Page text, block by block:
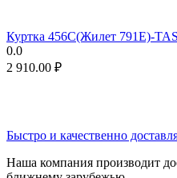
Куртка 456C(Жилет 791E)-
0.0
2 910.00 ₽
Быстро и качественно
Наша компания производит